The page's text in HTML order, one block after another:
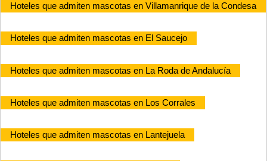
Hoteles que admiten mascotas en Villamanrique de la Condesa
Hoteles que admiten mascotas en El Saucejo
Hoteles que admiten mascotas en La Roda de Andalucía
Hoteles que admiten mascotas en Los Corrales
Hoteles que admiten mascotas en Lantejuela